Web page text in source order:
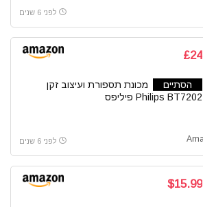
לפני 6 שנים
£24
הסתיים
מכונת תספורת ועיצוב זקן
Philips BT7202 פיליפס
לפני 6 שנים
$15.99